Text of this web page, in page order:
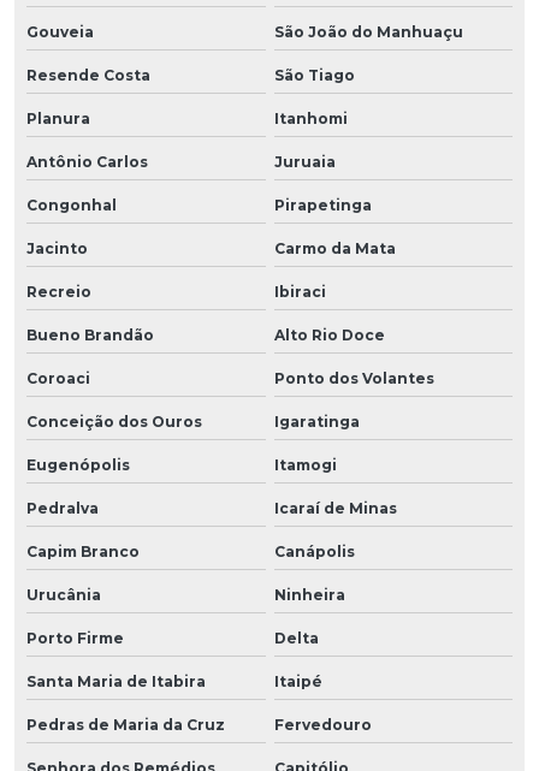
Gouveia São João do Manhuaçu
Resende Costa São Tiago
Planura Itanhomi
Antônio Carlos Juruaia
Congonhal Pirapetinga
Jacinto Carmo da Mata
Recreio Ibiraci
Bueno Brandão Alto Rio Doce
Coroaci Ponto dos Volantes
Conceição dos Ouros Igaratinga
Eugenópolis Itamogi
Pedralva Icaraí de Minas
Capim Branco Canápolis
Urucânia Ninheira
Porto Firme Delta
Santa Maria de Itabira Itaipé
Pedras de Maria da Cruz Fervedouro